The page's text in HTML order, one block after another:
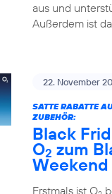
aus und
Außerdem ist
22. November
SATTE RABATTE
ZUBEHÖR:
Black
O2 zum
Weekend
Erstmals ist O